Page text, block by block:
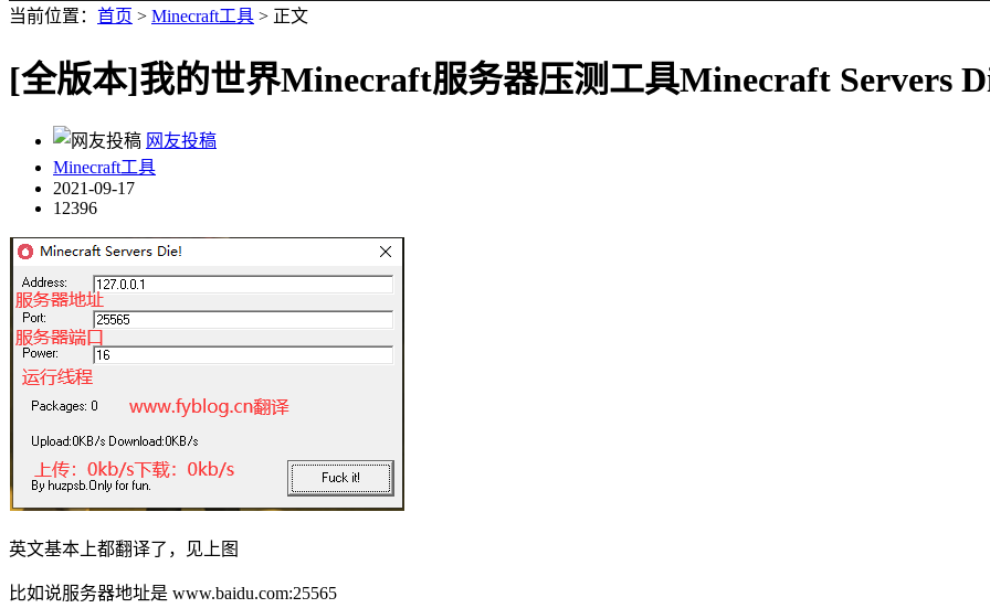
当前位置： 首页 > Minecraft工具 > 正文
[全版本]我的世界Minecraft服务器压测工具Minecraft Servers
网友投稿
Minecraft工具
2021-09-17
12396
英文基本上都翻译了，见上图
比如说服务器地址是 www.baidu.com:25565